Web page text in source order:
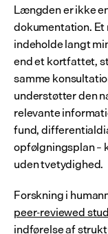
Længden er ikke
dokumentation.
indeholde langt
end et kortfattet,
samme
understøtter den
relevante
fund,
opfølgningsplan –
uden tvetydighed.
peer-reviewed
indførelse af